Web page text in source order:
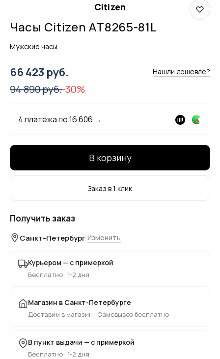
Citizen
Часы Citizen AT8265-81L
Мужские часы
66 423 руб. Нашли дешевле?
94 890 руб.-30%
4 платежа по16 606 →
В корзину
Заказ в 1 клик
Получить заказ
Санкт-Петербург Изменить
Курьером — с примеркой
Бесплатно · 1-2 дня
Магазин в Санкт-Петербурге
Доставим в магазин · Самовывоз бесплатно
В пункт выдачи — с примеркой
Бесплатно · 1-2 дня